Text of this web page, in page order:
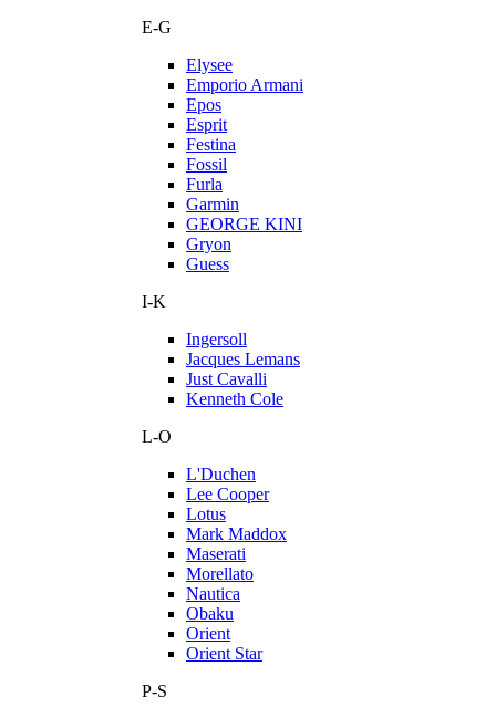
E-G
Elysee
Emporio Armani
Epos
Esprit
Festina
Fossil
Furla
Garmin
GEORGE KINI
Gryon
Guess
I-K
Ingersoll
Jacques Lemans
Just Cavalli
Kenneth Cole
L-O
L'Duchen
Lee Cooper
Lotus
Mark Maddox
Maserati
Morellato
Nautica
Obaku
Orient
Orient Star
P-S